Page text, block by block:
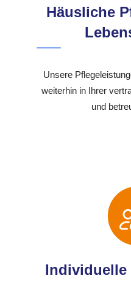
Häusliche
Unsere
weiterhin in Ihrer
und
Individuelle